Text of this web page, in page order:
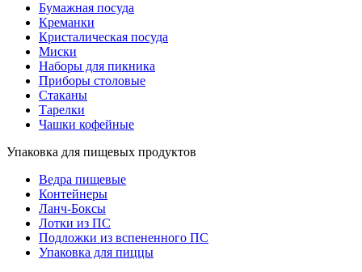
Бумажная посуда
Креманки
Кристалическая посуда
Миски
Наборы для пикника
Приборы столовые
Стаканы
Тарелки
Чашки кофейные
Упаковка для пищевых продуктов
Ведра пищевые
Контейнеры
Ланч-Боксы
Лотки из ПС
Подложки из вспененного ПС
Упаковка для пиццы